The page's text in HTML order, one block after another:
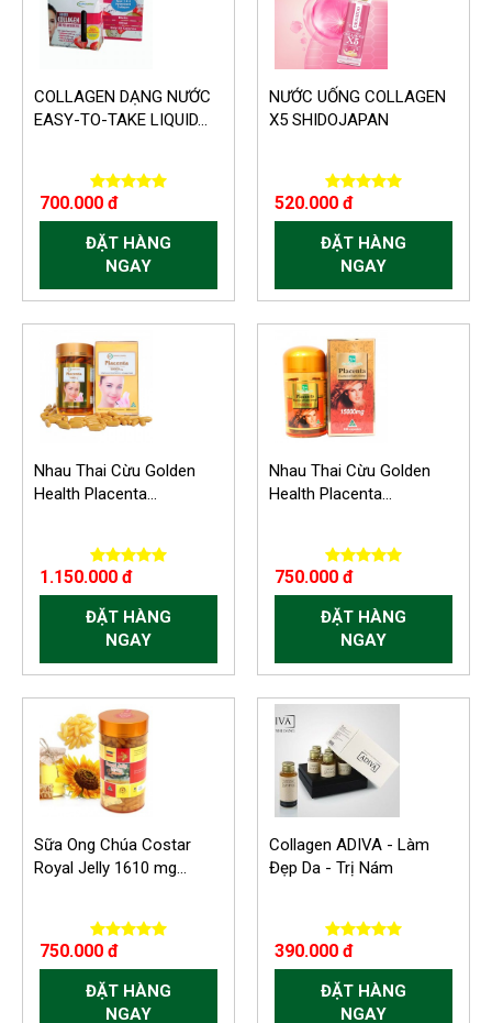
COLLAGEN DẠNG NƯỚC
EASY-TO-TAKE LIQUID...
700.000 đ
ĐẶT HÀNG
NGAY
NƯỚC UỐNG COLLAGEN
X5 SHIDOJAPAN
520.000 đ
ĐẶT HÀNG
NGAY
Nhau Thai Cừu Golden
Health Placenta...
1.150.000 đ
ĐẶT HÀNG
NGAY
-150.000 VND
Nhau Thai Cừu Golden
Health Placenta...
750.000 đ
ĐẶT HÀNG
NGAY
Sữa Ong Chúa Costar
Royal Jelly 1610 mg...
750.000 đ
ĐẶT HÀNG
NGAY
Collagen ADIVA - Làm
Đẹp Da - Trị Nám
390.000 đ
ĐẶT HÀNG
NGAY